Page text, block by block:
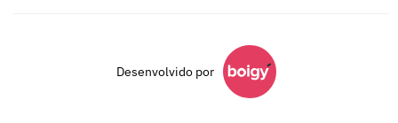
Desenvolvido por